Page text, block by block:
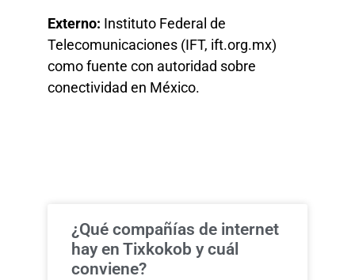
Externo: Instituto Federal de
Telecomunicaciones (IFT, ift.org.mx)
como fuente con autoridad sobre
conectividad en México.
¿Qué compañías de internet
hay en Tixkokob y cuál
conviene?